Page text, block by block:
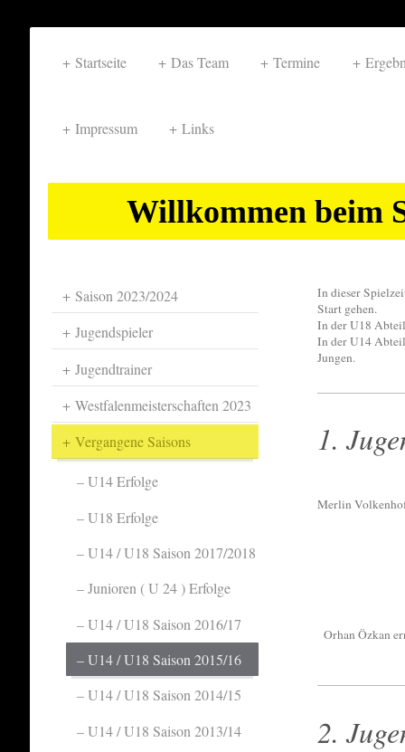
Startseite Das Team Termine
Impressum Links
Willkommen beim
In dieser
Start gehen.
In der U18
In der U14
Jungen.
1.
Merlin
Orhan Özkan
2.
Saison 2023/2024
Jugendspieler
Jugendtrainer
Westfalenmeisterschaften 2023
Vergangene Saisons
U14 Erfolge
U18 Erfolge
U14 / U18 Saison 2017/2018
Junioren ( U 24 ) Erfolge
U14 / U18 Saison 2016/17
U14 / U18 Saison 2015/16
U14 / U18 Saison 2014/15
U14 / U18 Saison 2013/14